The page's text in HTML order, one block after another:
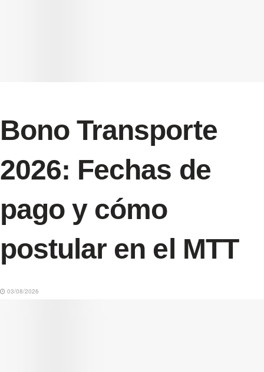
Bono Transporte
2026: Fechas de
pago y cómo
postular en el MTT
03/08/2026